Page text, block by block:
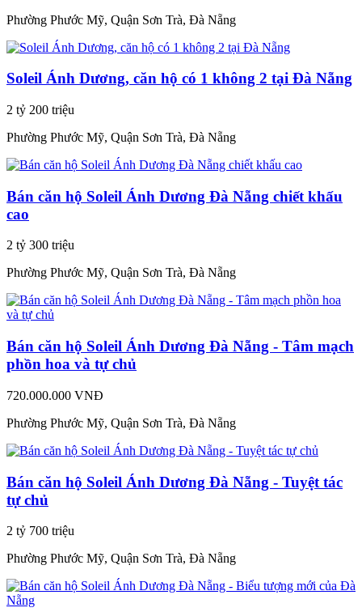
Phường Phước Mỹ, Quận Sơn Trà, Đà Nẵng
Soleil Ánh Dương, căn hộ có 1 không 2 tại Đà Nẵng
2 tỷ 200 triệu
Phường Phước Mỹ, Quận Sơn Trà, Đà Nẵng
Bán căn hộ Soleil Ánh Dương Đà Nẵng chiết khấu
cao
2 tỷ 300 triệu
Phường Phước Mỹ, Quận Sơn Trà, Đà Nẵng
Bán căn hộ Soleil Ánh Dương Đà Nẵng - Tâm mạch
phồn hoa và tự chủ
720.000.000 VNĐ
Phường Phước Mỹ, Quận Sơn Trà, Đà Nẵng
Bán căn hộ Soleil Ánh Dương Đà Nẵng - Tuyệt tác
tự chủ
2 tỷ 700 triệu
Phường Phước Mỹ, Quận Sơn Trà, Đà Nẵng